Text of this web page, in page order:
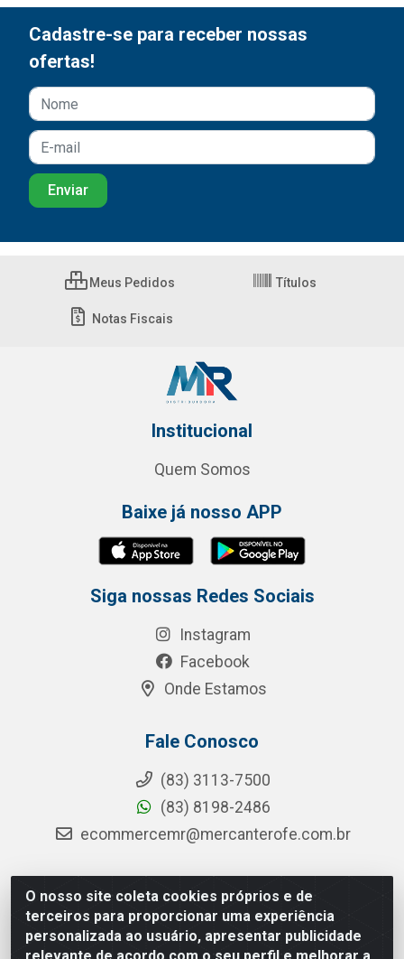
O nosso site coleta cookies próprios e de
terceiros para proporcionar uma experiência
personalizada ao usuário, apresentar publicidade
Cadastre-se para receber nossas
ofertas!
Meus Pedidos Títulos
Notas Fiscais
Institucional
Quem Somos
Baixe já nosso APP
Siga nossas Redes Sociais
Instagram
Facebook
Onde Estamos
Fale Conosco
(83) 3113-7500
(83) 8198-2486
ecommercemr@mercanterofe.com.br
MR Distribuidora - Rua Hortêncio Ribeiro de Luna, 3777 -
Distrito Industrial, João Pessoa/PB - CEP 58081-400 -
CNPJ 35.428.312/0001-85